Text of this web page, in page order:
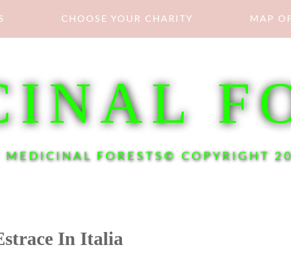
MEDICINAL FORESTS© COPYRIGHT
CHOOSE YOUR CHARITY MAP
In Italia